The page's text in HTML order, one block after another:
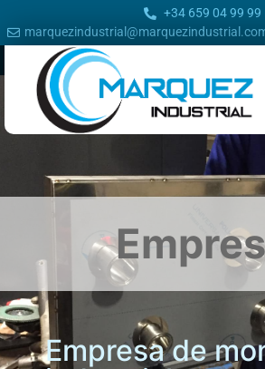
+34 659 04 99 99
Empresa de